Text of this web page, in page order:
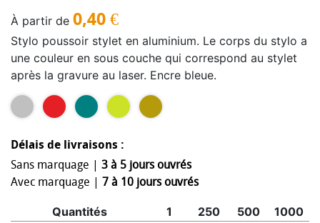
À partir de 0,40 €
Stylo poussoir stylet en aluminium. Le corps du stylo a
une couleur en sous couche qui correspond au stylet
après la gravure au laser. Encre bleue.
Délais de livraisons :
Sans marquage | 3 à 5 jours ouvrés
Avec marquage | 7 à 10 jours ouvrés
Quantités 1 250 500 1000